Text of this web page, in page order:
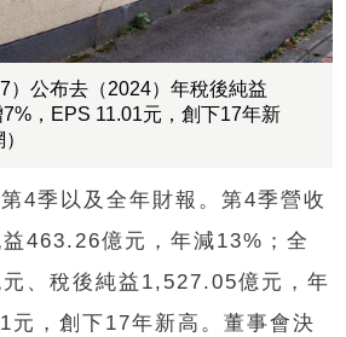
）公布去（2024）年稅後純益
，EPS 11.01元，創下17年新
4季以及全年財報。第4季營收
463.26億元，年減13%；全
、稅後純益1,527.05億元，年
元，創下17年新高。董事會決